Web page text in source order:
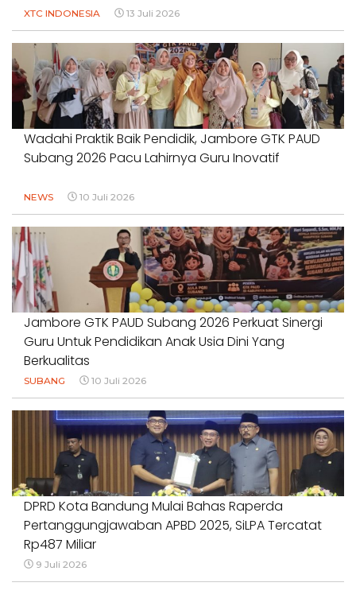
XTC INDONESIA 13 Juli 2026
Wadahi Praktik Baik Pendidik, Jambore GTK PAUD
Subang 2026 Pacu Lahirnya Guru Inovatif
NEWS 10 Juli 2026
Jambore GTK PAUD Subang 2026 Perkuat Sinergi
Guru Untuk Pendidikan Anak Usia Dini Yang
Berkualitas
SUBANG 10 Juli 2026
DPRD Kota Bandung Mulai Bahas Raperda
Pertanggungjawaban APBD 2025, SiLPA Tercatat
Rp487 Miliar
9 Juli 2026